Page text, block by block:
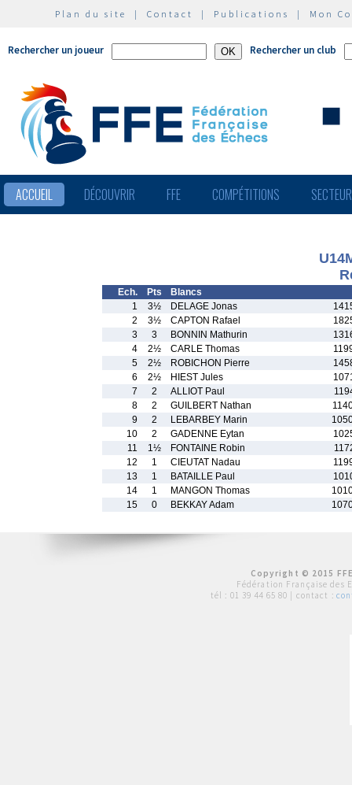
Plan du site | Contact | Publications | Mon
Rechercher un joueur Rechercher un club
ACCUEIL DÉCOUVRIR FFE COMPÉTITIONS
Ech. Pts
Blancs
1
3½ DELAGE Jonas
2
3½ CAPTON Rafael
3
3 BONNIN Mathurin
4
2½ CARLE Thomas
5
2½ ROBICHON Pierre
6
2½ HIEST Jules
7
2 ALLIOT Paul
8
2 GUILBERT Nathan
9
2 LEBARBEY Marin
10
2 GADENNE Eytan
11
1½ FONTAINE Robin
12
1 CIEUTAT Nadau
13
1 BATAILLE Paul
14
1 MANGON Thomas
15
0 BEKKAY Adam
Copyright © 2015
Fédération Française des
tél : 01 39 44 65 80 | contact :